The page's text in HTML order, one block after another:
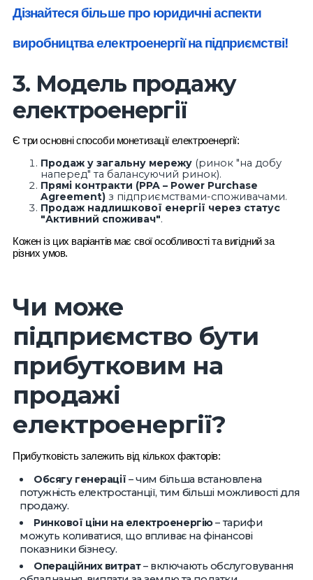
Дізнайтеся більше про юридичні аспекти
виробництва електроенергії на підприємстві!
3. Модель продажу
електроенергії
Є три основні способи монетизації електроенергії:
Продаж у загальну мережу(ринок "на добу
наперед" та балансуючий ринок).
Прямі контракти (PPA – Power Purchase
Agreement)з підприємствами-споживачами.
Продаж надлишкової енергії через статус
"Активний споживач".
Кожен із цих варіантів має свої особливості та вигідний за
різних умов.
Чи може
підприємство бути
прибутковим на
продажі
електроенергії?
Прибутковість залежить від кількох факторів:
Обсягу генерації – чим більша встановлена
потужність електростанції, тим більші можливості для
продажу.
Ринкової ціни на електроенергію– тарифи
можуть коливатися, що впливає на фінансові
показники бізнесу.
Операційних витрат– включають обслуговування